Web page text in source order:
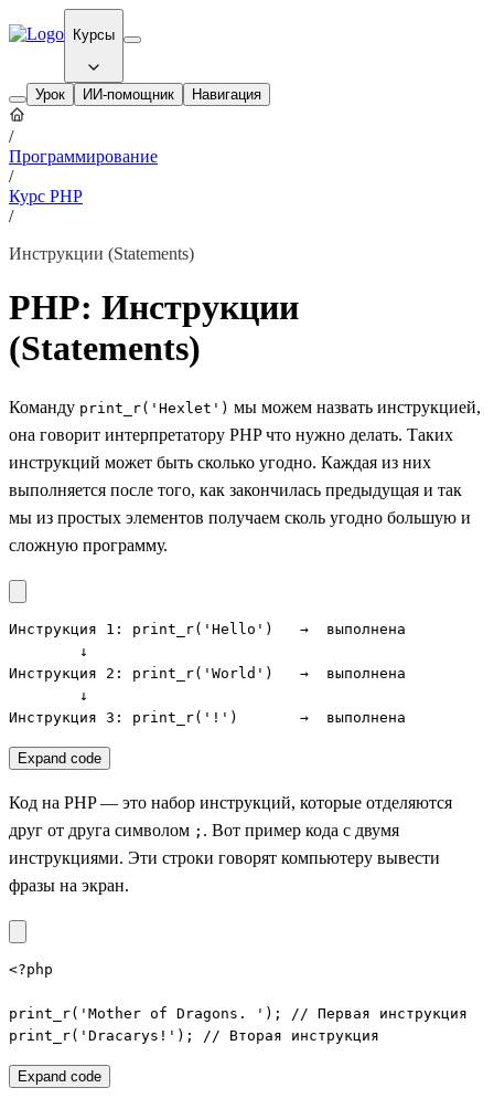
Курсы
Урок ИИ-помощник Навигация
/
Программирование
/
Курс PHP
/
Инструкции (Statements)
PHP: Инструкции
(Statements)
Команду print_r('Hexlet') мы можем назвать инструкцией,
она говорит интерпретатору PHP что нужно делать. Таких
инструкций может быть сколько угодно. Каждая из них
выполняется после того, как закончилась предыдущая и так
мы из простых элементов получаем сколь угодно большую и
сложную программу.
Инструкция 1: print_r('Hello')   →  выполнена
        ↓
Инструкция 2: print_r('World')   →  выполнена
        ↓
Инструкция 3: print_r('!')       →  выполнена
Expand code
Код на PHP — это набор инструкций, которые отделяются
друг от друга символом ; . Вот пример кода с двумя
инструкциями. Эти строки говорят компьютеру вывести
фразы на экран.
<?php
print_r('Mother of Dragons. '); // Первая инструкция
print_r('Dracarys!'); // Вторая инструкция
Expand code